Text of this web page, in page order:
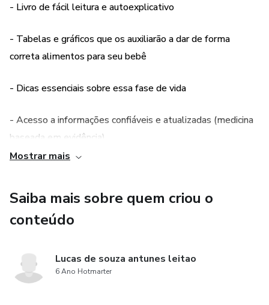
- Livro de fácil leitura e autoexplicativo
- Tabelas e gráficos que os auxiliarão a dar de forma
correta alimentos para seu bebê
- Dicas essenciais sobre essa fase de vida
- Acesso a informações confiáveis e atualizadas (medicina
baseada em evidência)
melhores e quais você nunca deve utilizar nessa idade
Mostrar mais
Saiba mais sobre quem criou o
conteúdo
Lucas de souza antunes leitao
6 Ano Hotmarter